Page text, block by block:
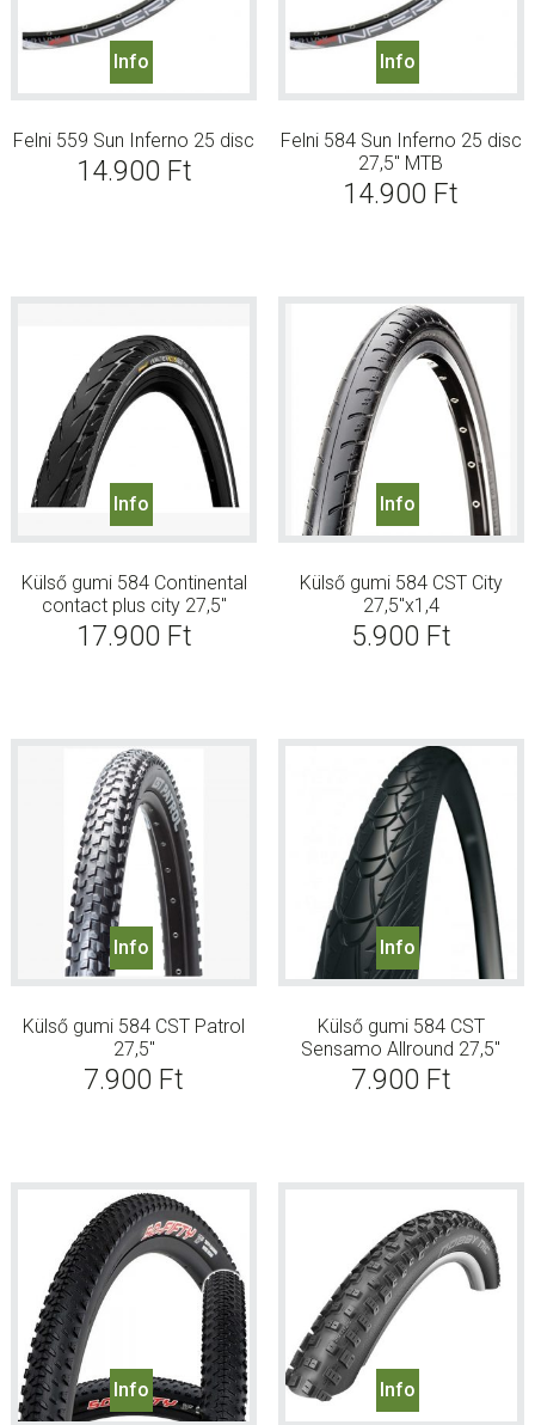
Info
Felni 559 Sun Inferno 25 disc
14.900 Ft
Info
Felni 584 Sun Inferno 25 disc
27,5″ MTB
14.900 Ft
Info
Külső gumi 584 Continental
contact plus city 27,5″
17.900 Ft
Info
Külső gumi 584 CST City
27,5″x1,4
5.900 Ft
Info
Külső gumi 584 CST Patrol
27,5″
7.900 Ft
Info
Külső gumi 584 CST
Sensamo Allround 27,5″
7.900 Ft
Info Info